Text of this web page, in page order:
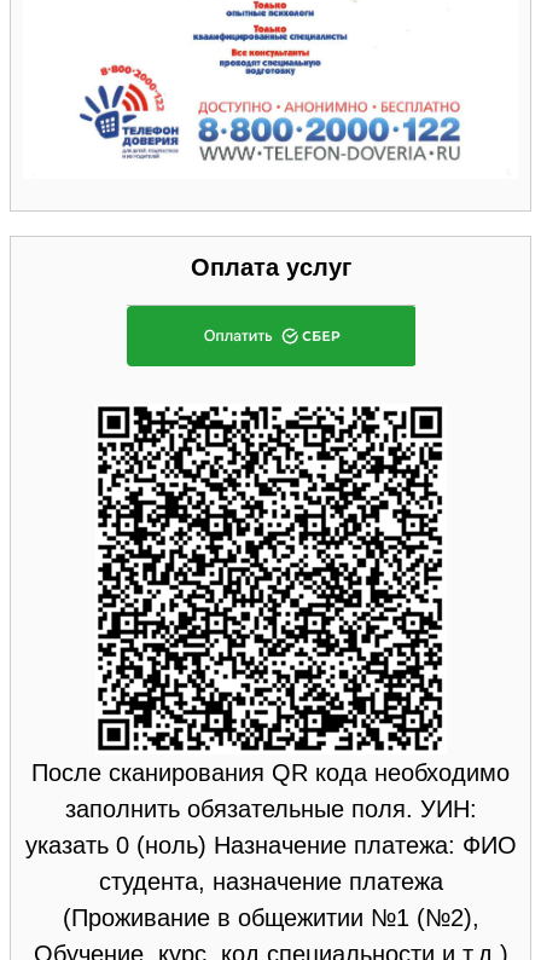
Оплата услуг
После сканирования QR кода необходимо
заполнить обязательные поля. УИН:
указать 0 (ноль) Назначение платежа: ФИО
студента, назначение платежа
(Проживание в общежитии №1 (№2),
Обучение, курс, код специальности и т.д.)